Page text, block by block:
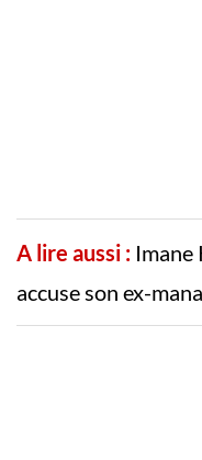
A lire aussi : Imane
accuse son ex-